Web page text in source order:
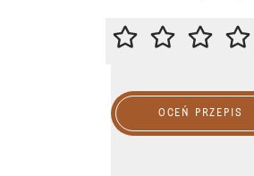
OCEŃ PRZEPIS